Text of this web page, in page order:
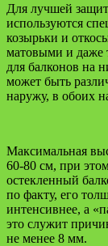
Для лучшей
используются
козырьки и
матовыми и даже
для балконов на
может быть
наружу, в обоих
Максимальная
60-80 см, при
остекленный
по факту, его
интенсивнее, а
это служит
не менее 8 мм.